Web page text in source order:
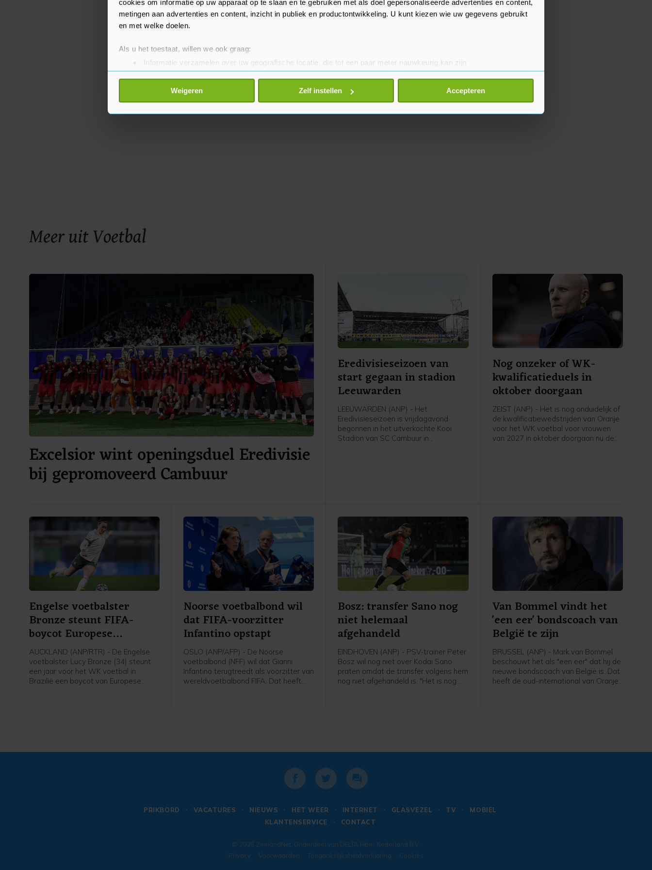
cookies om informatie op uw apparaat op te slaan en te gebruiken met als doel gepersonaliseerde advertenties en content,
metingen aan advertenties en content, inzicht in publiek en productontwikkeling. U kunt kiezen wie uw gegevens gebruikt
en met welke doelen.
Als u het toestaat, willen we ook graag:
Informatie verzamelen over uw geografische locatie, die tot een paar meter nauwkeurig kan zijn
Uw apparaat identificeren door het actief te scannen op specifieke eigenschappen (fingerprinting)
Lees meer over hoe uw persoonlijke gegevens worden verwerkt en stel uw voorkeuren in het
detailgedeelte
toestemming op elk moment wijzigen of intrekken in de Cookieverklaring.
Weigeren Zelf instellen Accepteren
Meer uit Voetbal
Excelsior wint openingsduel Eredivisie
bij gepromoveerd Cambuur
Eredivisieseizoen van
start gegaan in stadion
Leeuwarden
LEEUWARDEN (ANP) - Het
Eredivisieseizoen is vrijdagavond
begonnen in het uitverkochte Kooi
Stadion van SC Cambuur in
Nog onzeker of WK-
kwalificatieduels in
oktober doorgaan
ZEIST (ANP) - Het is nog onduidelijk of
de kwalificatiewedstrijden van Oranje
voor het WK voetbal voor vrouwen
van 2027 in oktober doorgaan nu de
of de duels door zullen gaan.
Engelse voetbalster
Bronze steunt FIFA-
boycot Europese
speelsters
AUCKLAND (ANP/RTR) - De Engelse
voetbalster Lucy Bronze (34) steunt
een jaar voor het WK voetbal in
Brazilië een boycot van Europese
Noorse voetbalbond wil
dat FIFA-voorzitter
Infantino opstapt
OSLO (ANP/AFP) - De Noorse
voetbalbond (NFF) wil dat Gianni
Infantino terugtreedt als voorzitter van
wereldvoetbalbond FIFA. Dat heeft
Bosz: transfer Sano nog
niet helemaal
afgehandeld
EINDHOVEN (ANP) - PSV-trainer Peter
Bosz wil nog niet over Kodai Sano
praten omdat de transfer volgens hem
nog niet afgehandeld is. "Het is nog
Van Bommel vindt het
'een eer' bondscoach van
België te zijn
BRUSSEL (ANP) - Mark van Bommel
beschouwt het als "een eer" dat hij de
nieuwe bondscoach van België is. Dat
heeft de oud-international van Oranje
PRIKBORD VACATURES NIEUWS HET WEER INTERNET GLASVEZEL TV
MOBIEL
KLANTENSERVICE
CONTACT
© 2026 ZeelandNet . Onderdeel van DELTA Fiber Nederland B.V.
Privacy
Voorwaarden Toegankelijksheidverklaring Cookies